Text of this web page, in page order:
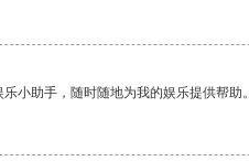
小助手，随时随地为我的娱乐提供帮助。